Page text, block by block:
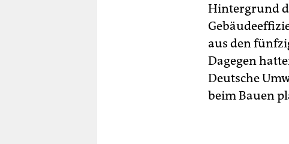
Hintergrund
aus den
Dagegen
Deutsche
beim Bauen